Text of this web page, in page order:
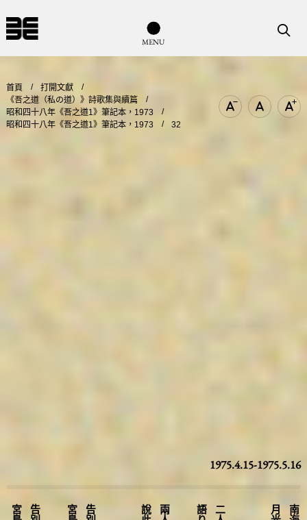
導覽列按鈕
MENU
搜尋
首頁
打開文獻
《吾之道（私の道）》詩歌集與續篇
昭和四十八年《吾之道1》筆記本，1973
昭和四十八年《吾之道1》筆記本，1973
32
文字尺寸縮小
文字尺寸
文
1975.4.15-1975.5.16